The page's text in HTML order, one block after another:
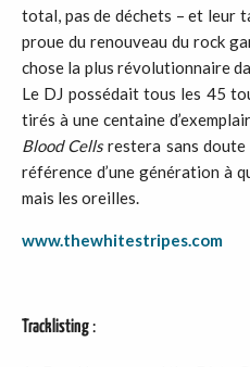
total, pas de déchets – et leur
proue du renouveau du rock
chose la plus révolutionnaire
Le DJ possédait tous les 45
tirés à une centaine
Blood Cellsrestera sans doute
référence d’une génération à
mais les oreilles.
www.thewhitestripes.com
Tracklisting: